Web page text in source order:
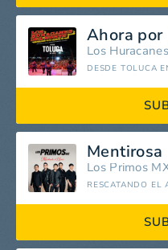
Ahora por
Los
DESDE TOLUCA
Mentirosa
Los Primos
RESCATANDO EL